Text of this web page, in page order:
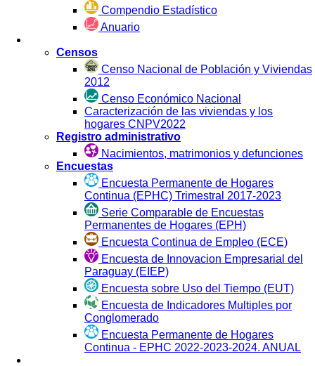
Compendio Estadístico
Anuario
Censos
Censo Nacional de Población y Viviendas
2012
Censo Económico Nacional
Caracterización de las viviendas y los
hogares CNPV2022
Registro administrativo
Nacimientos, matrimonios y defunciones
Encuestas
Encuesta Permanente de Hogares
Continua (EPHC) Trimestral 2017-2023
Serie Comparable de Encuestas
Permanentes de Hogares (EPH)
Encuesta Continua de Empleo (ECE)
Encuesta de Innovacion Empresarial del
Paraguay (EIEP)
Encuesta sobre Uso del Tiempo (EUT)
Encuesta de Indicadores Multiples por
Conglomerado
Encuesta Permanente de Hogares
Continua - EPHC 2022-2023-2024. ANUAL